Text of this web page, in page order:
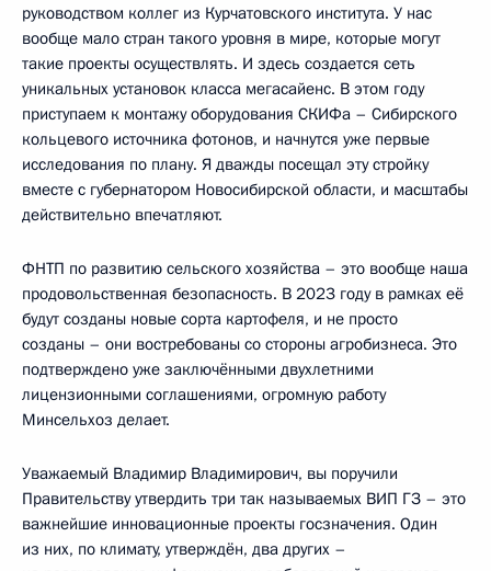
руководством коллег из Курчатовского института. У нас
вообще мало стран такого уровня в мире, которые могут
такие проекты осуществлять. И здесь создается сеть
уникальных установок класса мегасайенс. В этом году
приступаем к монтажу оборудования СКИФа – Сибирского
кольцевого источника фотонов, и начнутся уже первые
исследования по плану. Я дважды посещал эту стройку
вместе с губернатором Новосибирской области, и масштабы
действительно впечатляют.
ФНТП по развитию сельского хозяйства – это вообще наша
продовольственная безопасность. В 2023 году в рамках её
будут созданы новые сорта картофеля, и не просто
созданы – они востребованы со стороны агробизнеса. Это
подтверждено уже заключёнными двухлетними
лицензионными соглашениями, огромную работу
Минсельхоз делает.
Уважаемый Владимир Владимирович, вы поручили
Правительству утвердить три так называемых ВИП ГЗ – это
важнейшие инновационные проекты госзначения. Один
из них, по климату, утверждён, два других –